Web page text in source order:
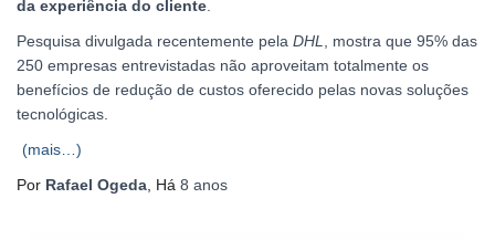
da experiência do cliente
Pesquisa divulgada recentemente pela DHL
, mostra que 95% das
250 empresas entrevistadas não aproveitam totalmente os
benefícios de redução de custos oferecido pelas novas soluções
tecnológicas.
(mais…)
Por Rafael Ogeda , Há 8 anos